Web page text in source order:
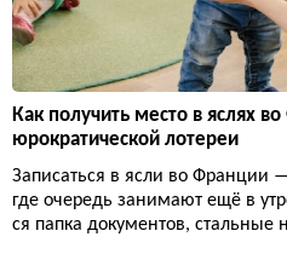
Как получить место в яслях
юрократической лотереи
Записаться в ясли во Франции
где очередь занимают ещё в
ся папка документов, стальные